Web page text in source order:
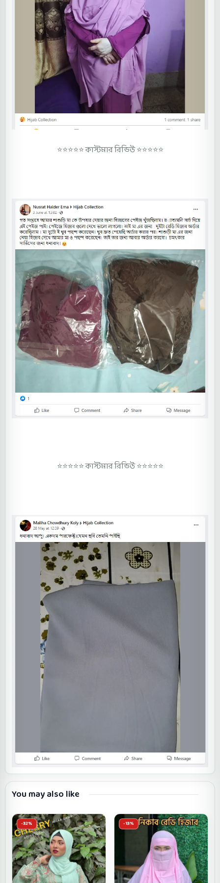
⭐⭐⭐⭐⭐কাস্টমার রিভিউ ⭐⭐⭐⭐⭐
⭐⭐⭐⭐⭐ কাস্টমার রিভিউ ⭐⭐⭐⭐⭐
You may also like
-32% -13%